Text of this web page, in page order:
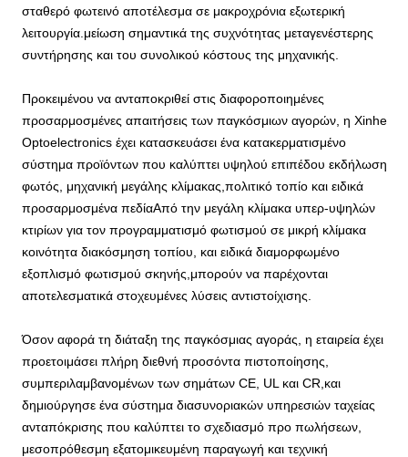
σταθερό φωτεινό αποτέλεσμα σε μακροχρόνια εξωτερική
λειτουργία.μείωση σημαντικά της συχνότητας μεταγενέστερης
συντήρησης και του συνολικού κόστους της μηχανικής.
Προκειμένου να ανταποκριθεί στις διαφοροποιημένες
προσαρμοσμένες απαιτήσεις των παγκόσμιων αγορών, η Xinhe
Optoelectronics έχει κατασκευάσει ένα κατακερματισμένο
σύστημα προϊόντων που καλύπτει υψηλού επιπέδου εκδήλωση
φωτός, μηχανική μεγάλης κλίμακας,πολιτικό τοπίο και ειδικά
προσαρμοσμένα πεδίαΑπό την μεγάλη κλίμακα υπερ-υψηλών
κτιρίων για τον προγραμματισμό φωτισμού σε μικρή κλίμακα
κοινότητα διακόσμηση τοπίου, και ειδικά διαμορφωμένο
εξοπλισμό φωτισμού σκηνής,μπορούν να παρέχονται
αποτελεσματικά στοχευμένες λύσεις αντιστοίχισης.
Όσον αφορά τη διάταξη της παγκόσμιας αγοράς, η εταιρεία έχει
προετοιμάσει πλήρη διεθνή προσόντα πιστοποίησης,
συμπεριλαμβανομένων των σημάτων CE, UL και CR,και
δημιούργησε ένα σύστημα διασυνοριακών υπηρεσιών ταχείας
ανταπόκρισης που καλύπτει το σχεδιασμό προ πωλήσεων,
μεσοπρόθεσμη εξατομικευμένη παραγωγή και τεχνική